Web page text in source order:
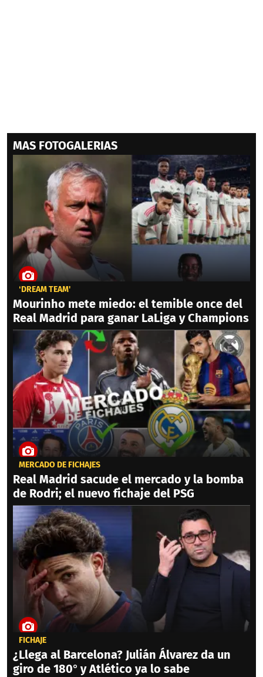
MAS FOTOGALERIAS
‘DREAM TEAM'
Mourinho mete miedo: el temible once del
Real Madrid para ganar LaLiga y Champions
MERCADO DE FICHAJES
Real Madrid sacude el mercado y la bomba
de Rodri; el nuevo fichaje del PSG
FICHAJE
¿Llega al Barcelona? Julián Álvarez da un
giro de 180° y Atlético ya lo sabe